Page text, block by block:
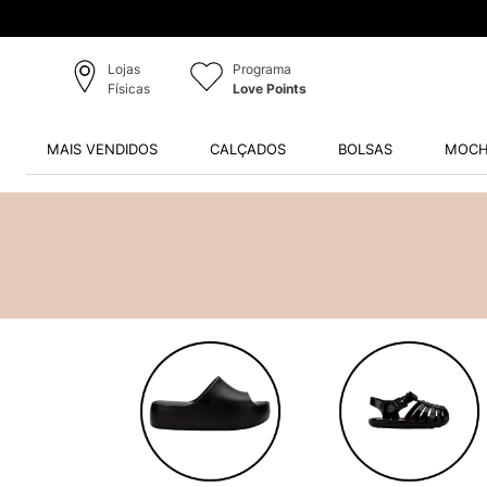
Lojas
Físicas
Programa
Love Points
MAIS VENDIDOS CALÇADOS BOLSAS